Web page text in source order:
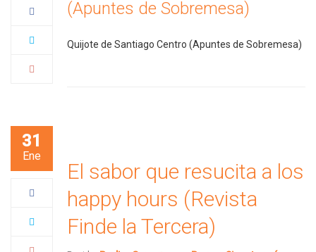
(Apuntes de Sobremesa)
Quijote de Santiago Centro (Apuntes de Sobremesa)
31
Ene
El sabor que resucita a los
happy hours (Revista
Finde la Tercera)